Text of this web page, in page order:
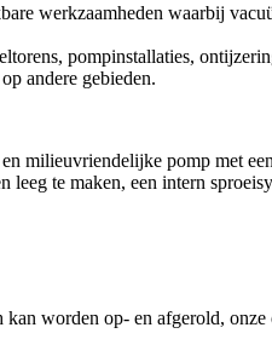
werkzaamheden waarbij
pompinstallaties,
andere gebieden.
milieuvriendelijke pomp met
te maken, een intern
kan worden op- en afgerold, onze